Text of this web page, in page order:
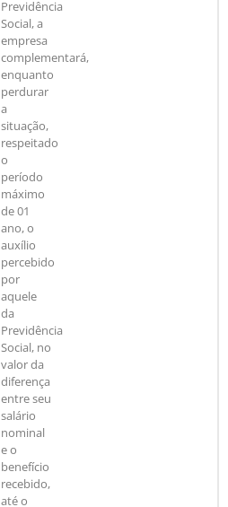
Previdência
Social, a
empresa
complementará,
enquanto
perdurar
a
situação,
respeitado
o
período
máximo
de 01
ano, o
auxílio
percebido
por
aquele
da
Previdência
Social, no
valor da
diferença
entre seu
salário
nominal
e o
benefício
recebido,
até o